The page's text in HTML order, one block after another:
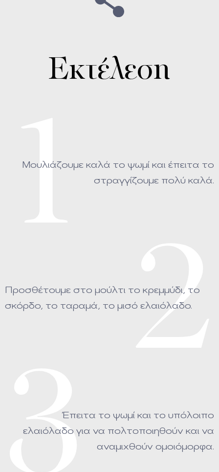
Εκτέλεση
1
Μουλιάζουμε καλά το ψωμί και έπειτα το
στραγγίζουμε πολύ καλά.
2
Προσθέτουμε στο μούλτι το κρεμμύδι, το
σκόρδο, το ταραμά, το μισό ελαιόλαδο.
3Έπειτα το ψωμί και το υπόλοιπο
ελαιόλαδο για να πολτοποιηθούν και να
αναμιχθούν ομοιόμορφα.